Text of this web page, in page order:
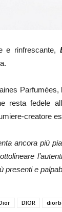
e rinfrescante,
resta fedele
creatore
ancora più
presenti e
DIOR